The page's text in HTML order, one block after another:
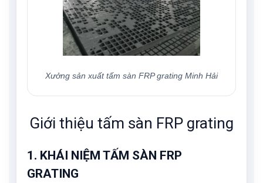
Xưởng sản xuất tấm sàn FRP grating Minh Hải
Giới thiệu tấm sàn FRP grating
1. KHÁI NIỆM TẤM SÀN FRP
GRATING